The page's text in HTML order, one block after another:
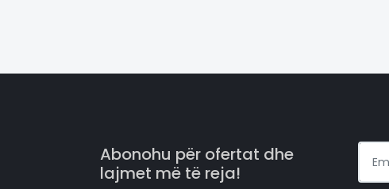
Abonohu për ofertat dhe
lajmet më të reja!